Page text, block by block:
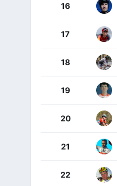
16
17
18
19
20
21
22